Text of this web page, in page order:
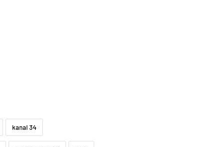
kanal 34